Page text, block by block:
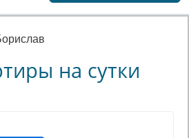
на сутки